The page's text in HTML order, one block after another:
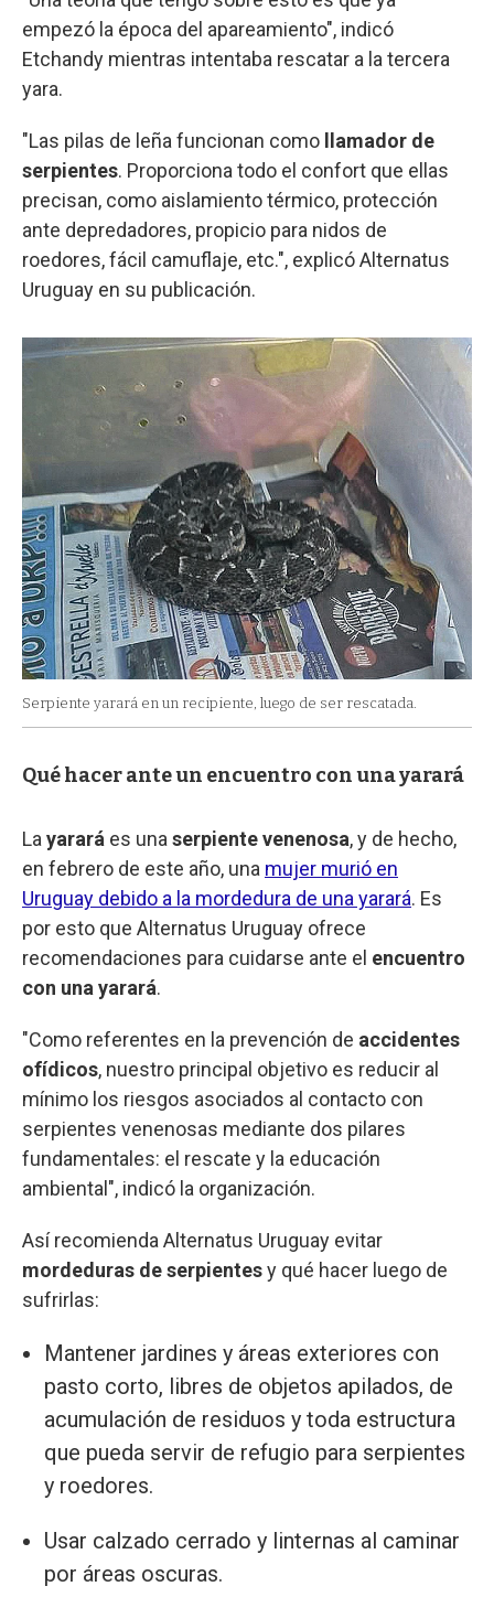
empezó la época del apareamiento", indicó
Etchandy mientras intentaba rescatar a la tercera
yara.
"Las pilas de leña funcionan como
llamador de
serpientes. Proporciona todo el confort que ellas
precisan, como aislamiento térmico, protección
ante depredadores, propicio para nidos de
roedores, fácil camuflaje, etc.", explicó Alternatus
Uruguay en su publicación.
Serpiente yarará en un recipiente, luego de ser rescatada.
Qué hacer ante un encuentro con una yarará
Layarará es unaserpiente venenosa, y de hecho,
en febrero de este año, una mujer murió en
Uruguay debido a la mordedura de una yarará. Es
por esto que Alternatus Uruguay ofrece
recomendaciones para cuidarse ante el encuentro
con una yarará.
"Como referentes en la prevención de accidentes
ofídicos, nuestro principal objetivo es reducir al
mínimo los riesgos asociados al contacto con
serpientes venenosas mediante dos pilares
fundamentales: el rescate y la educación
ambiental", indicó la organización.
Así recomienda Alternatus Uruguay evitar
mordeduras de serpientesy qué hacer luego de
sufrirlas:
Mantener jardines y áreas exteriores con
pasto corto, libres de objetos apilados, de
acumulación de residuos y toda estructura
que pueda servir de refugio para serpientes
y roedores.
Usar calzado cerrado y linternas al caminar
por áreas oscuras.